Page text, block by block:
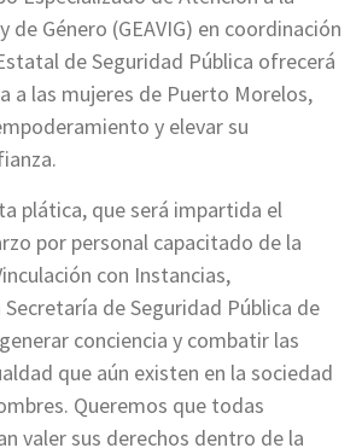
de Género (GEAVIG) en coordinación
de Seguridad Pública ofrecerá
a las mujeres de Puerto Morelos,
y elevar su
plática, que será impartida el
por personal capacitado de la
con Instancias,
de Seguridad Pública de
conciencia y combatir las
que aún existen en la sociedad
Queremos que todas
valer sus derechos dentro de la